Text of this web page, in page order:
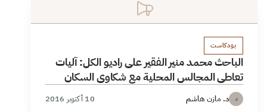
بودكاست
الباحث محمد منير الفقير على راديو الكل: آليات
تعاطي المجالس المحلية مع شكاوى السكان
د د. مازن هاشم 10 أكتوبر 2016